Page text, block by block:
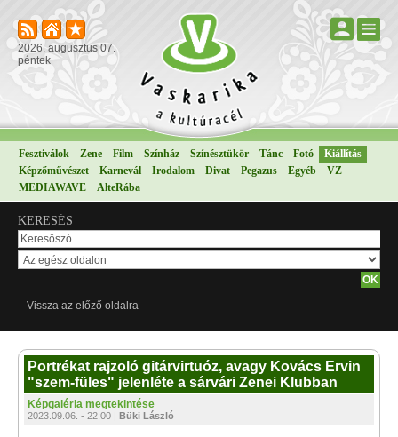
2026. augusztus 07.
péntek
Fesztiválok Zene Film Színház Színésztükör Tánc Fotó
Kiállítás
Képzőművészet
Karnevál Irodalom Divat Pegazus Egyéb
VZ
MEDIAWAVE
AlteRába
KERESÉS
Vissza az előző oldalra
Portrékat rajzoló gitárvirtuóz, avagy Kovács Ervin
"szem-füles" jelenléte a sárvári Zenei Klubban
Képgaléria megtekintése
2023.09.06. - 22:00 | Büki László